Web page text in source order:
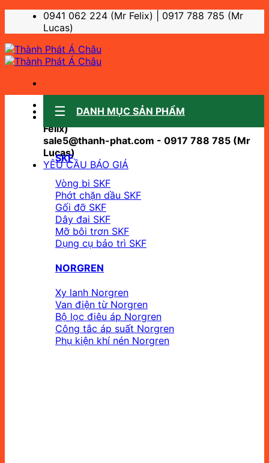
dung
0941 062 224 (Mr Felix) | 0917 788 785 (Mr
Lucas)
Sale support:
sale10@thanh-phat.com - 0941 062 224 (Mr
Felix)
sale5@thanh-phat.com - 0917 788 785 (Mr
Lucas)
YÊU CẦU BÁO GIÁ
DANH MỤC SẢN PHẨM
SKF
Vòng bi SKF
Phớt chặn dầu SKF
Gối đỡ SKF
Dây đai SKF
Mỡ bôi trơn SKF
Dụng cụ bảo trì SKF
NORGREN
Xy lanh Norgren
Van điện từ Norgren
Bộ lọc điêu áp Norgren
Công tắc áp suất Norgren
Phụ kiện khí nén Norgren